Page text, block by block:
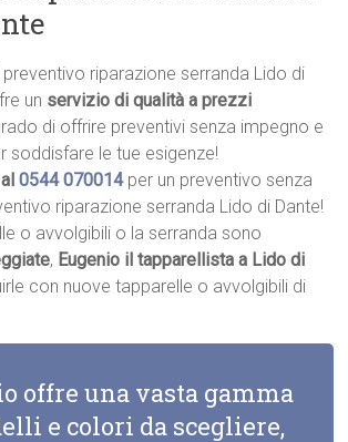
riparazione serranda Lido di
un servizio di qualità a prezzi
di offrire preventivi senza impegno e
soddisfare le tue esigenze!
al0544 070014 per un preventivo senza
riparazione serranda Lido di Dante!
o avvolgibili o la serranda sono
, Eugenio il tapparellista a Lido di
con nuove tapparelle o avvolgibili di
offre una vasta gamma
e colori da scegliere,